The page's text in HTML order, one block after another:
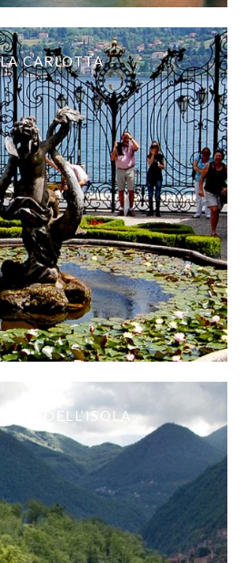
CARLOTTA
DELL’ISOLA